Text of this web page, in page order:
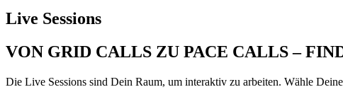
Live Sessions
VON GRID CALLS ZU PACE CALLS –
Die Live Sessions sind Dein Raum, um interaktiv zu arbeiten. Wähle